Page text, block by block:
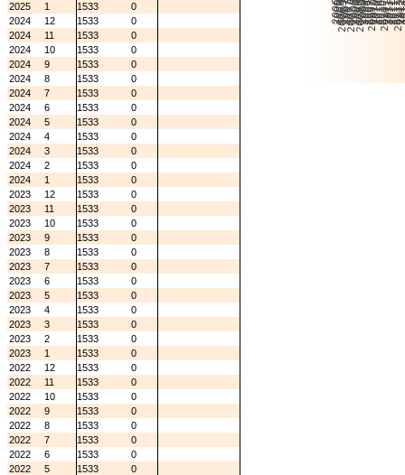
2025
1 1533
0
2024
12 1533
0
2024
11 1533
0
2024
10 1533
0
2024
9 1533
0
2024
8 1533
0
2024
7 1533
0
2024
6 1533
0
2024
5 1533
0
2024
4 1533
0
2024
3 1533
0
2024
2 1533
0
2024
1 1533
0
2023
12 1533
0
2023
11 1533
0
2023
10 1533
0
2023
9 1533
0
2023
8 1533
0
2023
7 1533
0
2023
6 1533
0
2023
5 1533
0
2023
4 1533
0
2023
3 1533
0
2023
2 1533
0
2023
1 1533
0
2022
12 1533
0
2022
11 1533
0
2022
10 1533
0
2022
9 1533
0
2022
8 1533
0
2022
7 1533
0
2022
6 1533
0
2022
5 1533
0